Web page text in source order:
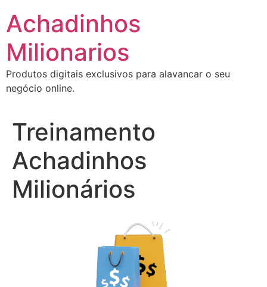
para
conteúdo
Achadinhos
Milionarios
Produtos digitais exclusivos para alavancar o seu
negócio online.
Treinamento
Achadinhos
Milionários